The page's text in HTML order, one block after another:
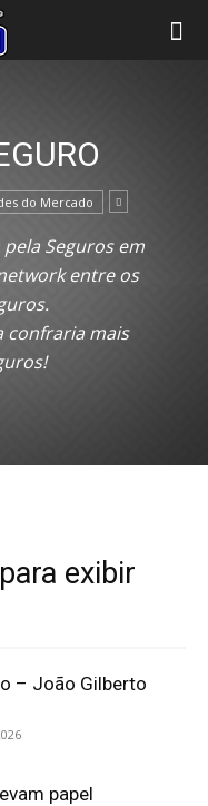
do Mercado
Seguros em
entre os
confraria mais
exibir
– João Gilberto
papel